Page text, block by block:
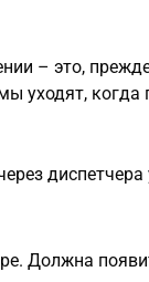
– это,
уходят, когда
Должна